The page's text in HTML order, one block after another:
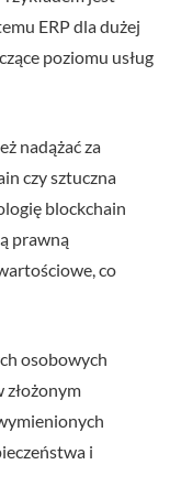
ERP dla dużej
poziomu usług
nadążać za
czy sztuczna
blockchain
prawną
co
osobowych
złożonym
i